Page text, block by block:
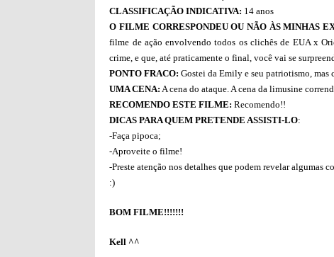
CLASSIFICAÇÃO INDICATIVA: 14 anos
O FILME CORRESPONDEU OU NÃO ÀS MINHAS
filme de ação envolvendo todos os clichês de EUA x
crime, e que, até praticamente o final, você vai se
PONTO FRACO: Gostei da Emily e seu patriotismo, mas
UMA CENA: A cena do ataque. A cena da limusine
RECOMENDO ESTE FILME: Recomendo!!
DICAS PARA QUEM PRETENDE ASSISTI-LO:
-Faça pipoca;
-Aproveite o filme!
-Preste atenção nos detalhes que podem revelar algumas
:)
BOM FILME!!!!!!!
Kell ^^